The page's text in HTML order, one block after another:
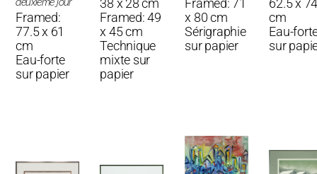
Framed:
77.5 x 61
cm
Eau-forte
sur papier
38 x 28 cm
Framed: 49
x 45 cm
Technique
mixte sur
papier
Framed: 71
x 80 cm
Sérigraphie
sur papier
62.5 x
cm
Eau-
sur